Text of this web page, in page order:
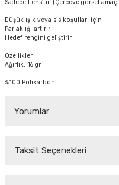
Sadece Lens'tir. (Çerceve görsel
Düşük ışık veya sis koşulları için
Parlaklığı artırır
Hedef rengini geliştirir
Özellikler
Ağırlık: 16 gr
%100 Polikarbon
Yorumlar
Taksit Seçenekleri